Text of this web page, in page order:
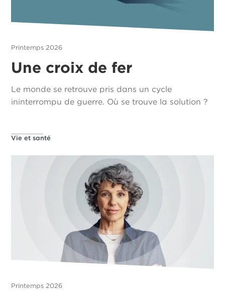
Printemps 2026
Une croix de fer
Le monde se retrouve pris dans un cycle
ininterrompu de guerre. Où se trouve la solution ?
Vie et santé
Printemps 2026